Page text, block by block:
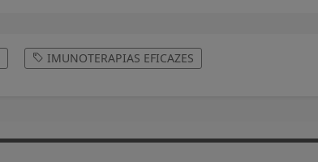
IMUNOTERAPIAS EFICAZES